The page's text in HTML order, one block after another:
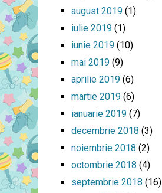
august 2019(1)
iulie 2019(1)
iunie 2019(10)
mai 2019(9)
aprilie 2019(6)
martie 2019(6)
ianuarie 2019(7)
decembrie 2018 (3)
noiembrie 2018 (2)
octombrie 2018 (4)
septembrie 2018 (16)